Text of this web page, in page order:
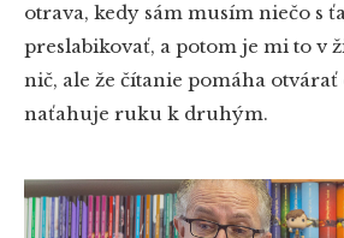
otrava, kedy sám musím niečo s
preslabikovať, a potom je mi to v
nič, ale že čítanie pomáha otvárať
naťahuje ruku k druhým.